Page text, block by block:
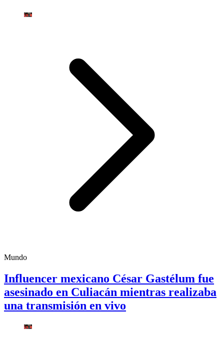
Mundo
Influencer mexicano César Gastélum fue
asesinado en Culiacán mientras realizaba
una transmisión en vivo